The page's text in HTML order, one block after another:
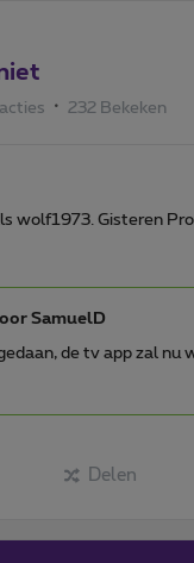
232 Bekeken
wolf1973. Gisteren
SamuelD
de tv app zal nu
Delen